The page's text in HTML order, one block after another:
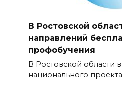
В Ростовской
направлений
профобучения
В Ростовской области
национального проекта